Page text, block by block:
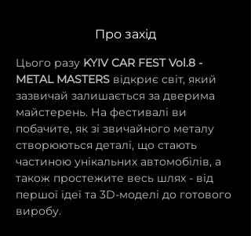
Про захід
Цього разу KYIV CAR FEST Vol.8 -
METAL MASTERS відкриє світ, який
зазвичай залишається за дверима
майстерень. На фестивалі ви
побачите, як зі звичайного металу
створюються деталі, що стають
частиною унікальних автомобілів, а
також простежите весь шлях - від
першої ідеї та 3D-моделі до готового
виробу.